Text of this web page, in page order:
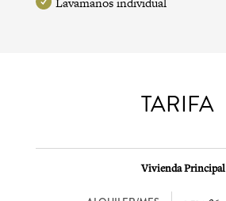
TARIFA
Vivienda Principal